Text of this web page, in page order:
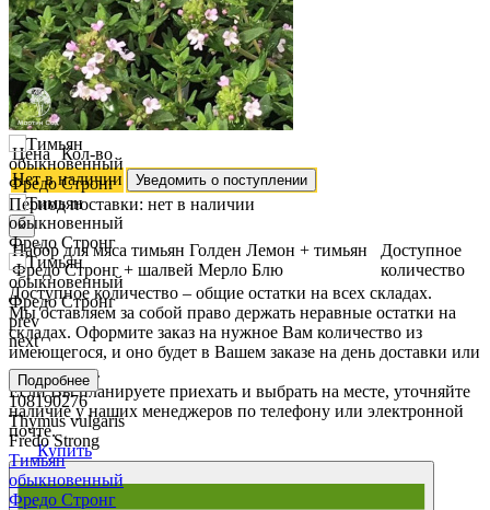
prev
next
Подробнее
108190276
Thymus vulgaris
Fredo Strong
Тимьян
обыкновенный
Фредо Стронг
Цена Кол-во
Нет в наличии
Уведомить о поступлении
Период поставки: нет в наличии
×
Набор для мяса тимьян Голден Лемон + тимьян
Фредо Стронг + шалвей Мерло Блю
Доступное
количество
Доступное количество – общие остатки на всех складах.
Мы оставляем за собой право держать неравные остатки на
складах. Оформите заказ на нужное Вам количество из
имеющегося, и оно будет в Вашем заказе на день доставки или
самовывоза.
Если Вы планируете приехать и выбрать на месте, уточняйте
наличие у наших менеджеров по телефону или электронной
почте.
Купить